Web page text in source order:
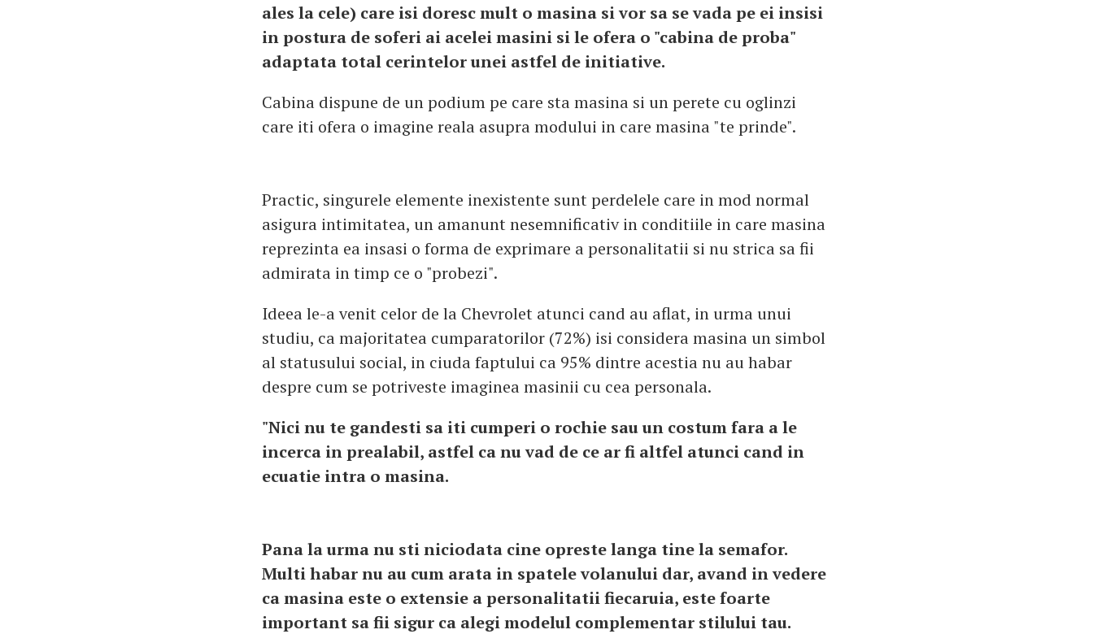
ales la cele) care isi doresc mult o masina si vor sa se vada pe ei insisi
in postura de soferi ai acelei masini si le ofera o "cabina de proba"
adaptata total cerintelor unei astfel de initiative.
Cabina dispune de un podium pe care sta masina si un perete cu oglinzi
care iti ofera o imagine reala asupra modului in care masina "te prinde".
Practic, singurele elemente inexistente sunt perdelele care in mod normal
asigura intimitatea, un amanunt nesemnificativ in conditiile in care masina
reprezinta ea insasi o forma de exprimare a personalitatii si nu strica sa fii
admirata in timp ce o "probezi".
Ideea le-a venit celor de la Chevrolet atunci cand au aflat, in urma unui
studiu, ca majoritatea cumparatorilor (72%) isi considera masina un simbol
al statusului social, in ciuda faptului ca 95% dintre acestia nu au habar
despre cum se potriveste imaginea masinii cu cea personala.
"Nici nu te gandesti sa iti cumperi o rochie sau un costum fara a le
incerca in prealabil, astfel ca nu vad de ce ar fi altfel atunci cand in
ecuatie intra o masina.
Pana la urma nu sti niciodata cine opreste langa tine la semafor.
Multi habar nu au cum arata in spatele volanului dar, avand in vedere
ca masina este o extensie a personalitatii fiecaruia, este foarte
important sa fii sigur ca alegi modelul complementar stilului tau.